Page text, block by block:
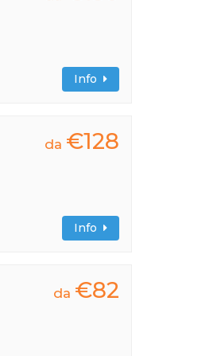
Info
da €128
Info
da €82